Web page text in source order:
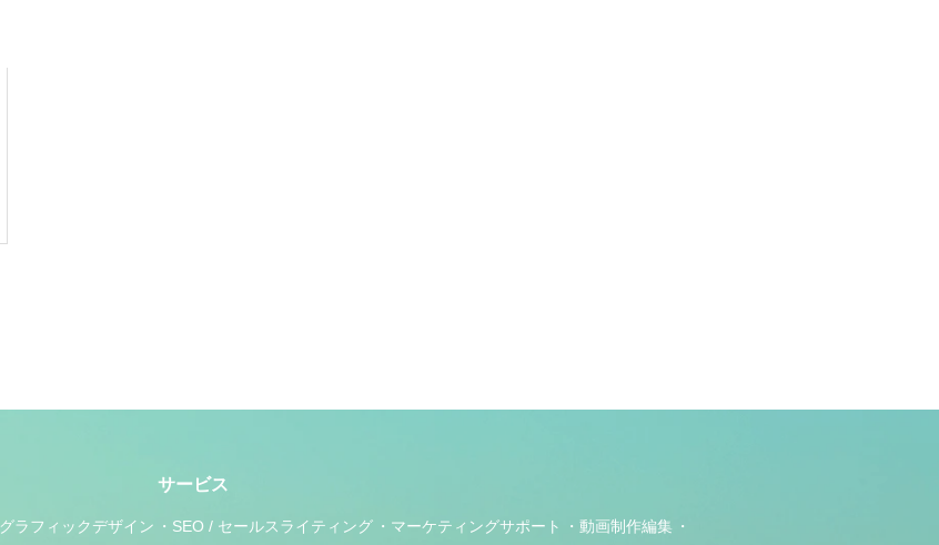
サービス
グラフィックデザイン SEO / セールスライティング マーケティングサポート
動画制作編集